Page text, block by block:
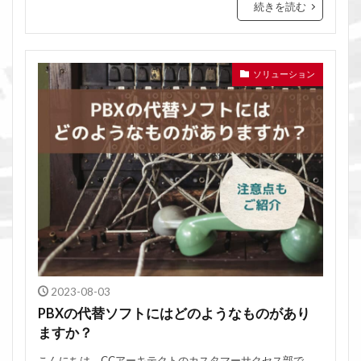
続きを読む
ソリューション
2023-08-03
PBXの代替ソフトにはどのようなものがあり
ますか？